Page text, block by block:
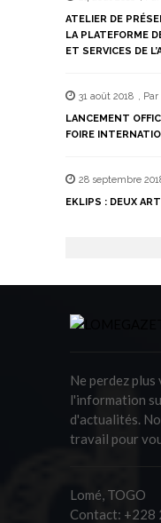
ATELIER DE
LA PLATEFORME
ET SERVICES DE
31 août 2018 , Par
LANCEMENT
FOIRE
28 septembre
EKLIPS : DEUX
Ne perdez
l'information
d'actualités.
travail pour
Lomé, TOGO
Contact: +228